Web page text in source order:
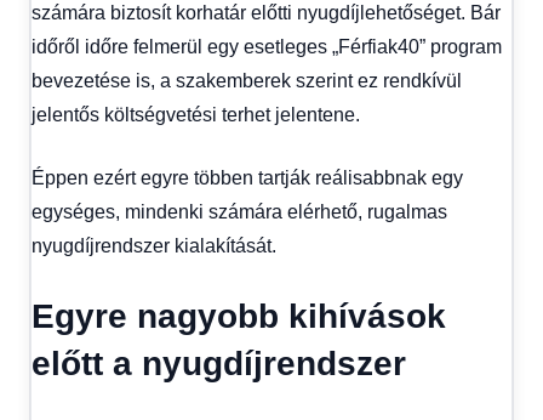
számára biztosít korhatár előtti nyugdíjlehetőséget. Bár
időről időre felmerül egy esetleges „Férfiak40” program
bevezetése is, a szakemberek szerint ez rendkívül
jelentős költségvetési terhet jelentene.
Éppen ezért egyre többen tartják reálisabbnak egy
egységes, mindenki számára elérhető, rugalmas
nyugdíjrendszer kialakítását.
Egyre nagyobb kihívások
előtt a nyugdíjrendszer